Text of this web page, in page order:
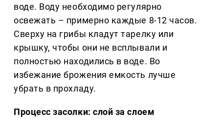
воде. Воду необходимо регулярно
освежать – примерно каждые 8-12 часов.
Сверху на грибы кладут тарелку или
крышку, чтобы они не всплывали и
полностью находились в воде. Во
избежание брожения емкость лучше
убрать в прохладу.
Процесс засолки: слой за слоем